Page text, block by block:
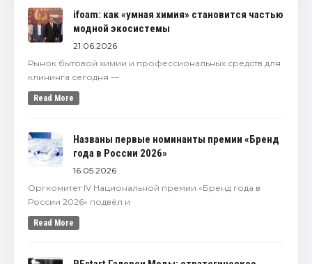
ifoam: как «умная химия» становится частью
модной экосистемы
21.06.2026
Рынок бытовой химии и профессиональных средств для
клининга сегодня —
Read More
Названы первые номинанты премии «Бренд
года в России 2026»
16.05.2026
Оргкомитет IV Национальной премии «Бренд года в
России 2026» подвёл и
Read More